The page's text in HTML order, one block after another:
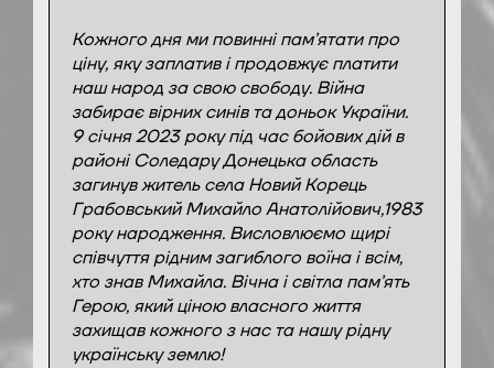
Кожного дня ми повинні пам’ятати про
ціну, яку заплатив і продовжує платити
наш народ за свою свободу. Війна
забирає вірних синів та доньок України.
9 січня 2023 року під час бойових дій в
районі Соледару Донецька область
загинув житель села Новий Корець
Грабовський Михайло Анатолійович,1983
року народження. Висловлюємо щирі
співчуття рідним загиблого воїна і всім,
хто знав Михайла. Вічна і світла пам’ять
Герою, який ціною власного життя
захищав кожного з нас та нашу рідну
українську землю!